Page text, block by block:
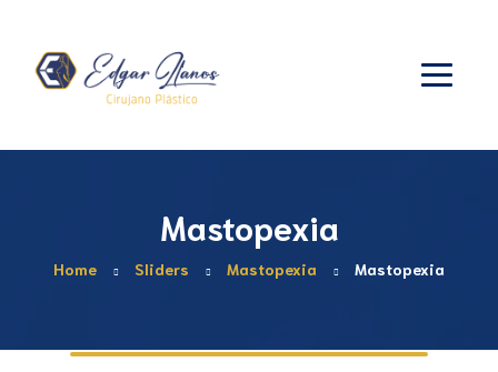
Mastopexia
Home Sliders Mastopexia Mastopexia